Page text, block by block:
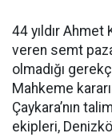
44 yıldır
veren semt
olmadığı
Mahkeme
Çaykara’nın
ekipleri,